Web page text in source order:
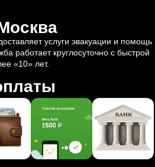
услуги эвакуации и помощь
работает круглосуточно с быстрой
«10» лет.